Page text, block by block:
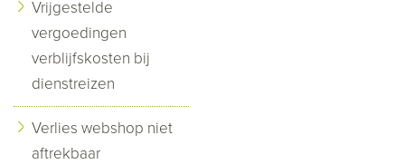
Vrijgestelde
vergoedingen
verblijfskosten bij
dienstreizen
Verlies webshop niet
aftrekbaar